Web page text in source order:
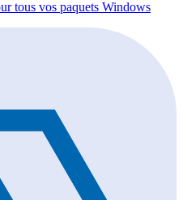
tous vos paquets Windows